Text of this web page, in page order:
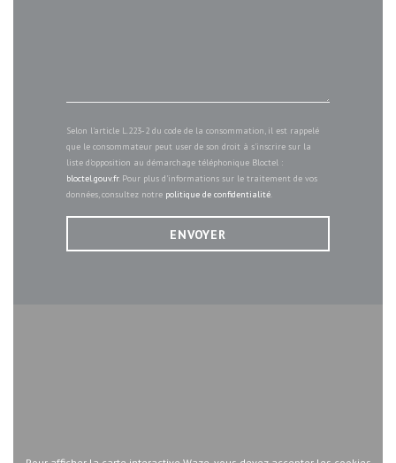
Selon l'article L.223-2 du code de la consommation, il est rappelé
que le consommateur peut user de son droit à s'inscrire sur la
liste d'opposition au démarchage téléphonique Bloctel :
bloctel.gouv.fr. Pour plus d'informations sur le traitement de vos
données, consultez notre politique de confidentialité.